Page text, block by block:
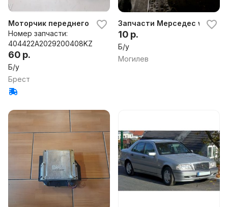
Моторчик переднего стеклоочистителя
Номер запчасти:
404422A2029200408KZ
60 р.
Б/у
Брест
Запчасти Мерседес w202
10 р.
Б/у
Могилев